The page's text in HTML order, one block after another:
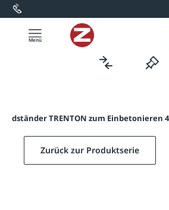
springen
TRENTON zum Einbetonieren
Zurück zur Produktserie